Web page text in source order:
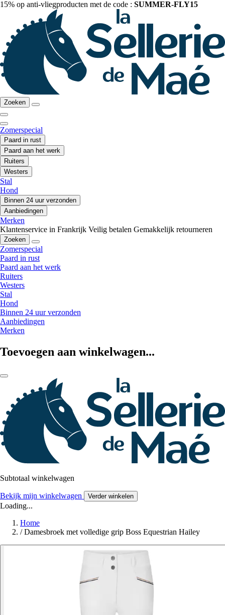
15% op anti-vliegproducten met de code : SUMMER-FLY15
Zoeken
Zomerspecial
Paard in rust
Paard aan het werk
Ruiters
Westers
Stal
Hond
Binnen 24 uur verzonden
Aanbiedingen
Merken
Klantenservice in Frankrijk Veilig betalen Gemakkelijk retourneren
Zoeken
Zomerspecial
Paard in rust
Paard aan het werk
Ruiters
Westers
Stal
Hond
Binnen 24 uur verzonden
Aanbiedingen
Merken
Toevoegen aan winkelwagen...
Subtotaal winkelwagen
Bekijk mijn winkelwagen Verder winkelen
Loading...
Home
/ Damesbroek met volledige grip Boss Equestrian Hailey